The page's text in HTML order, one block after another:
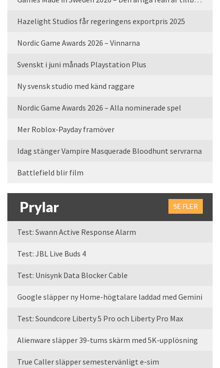
Hazelight Studios får regeringens exportpris 2025
Nordic Game Awards 2026 – Vinnarna
Svenskt i juni månads Playstation Plus
Ny svensk studio med känd raggare
Nordic Game Awards 2026 – Alla nominerade spel
Mer Roblox-Payday framöver
Idag stänger Vampire Masquerade Bloodhunt servrarna
Battlefield blir film
Prylar SE FLER
Test: Swann Active Response Alarm
Test: JBL Live Buds 4
Test: Unisynk Data Blocker Cable
Google släpper ny Home-högtalare laddad med Gemini
Test: Soundcore Liberty 5 Pro och Liberty Pro Max
Alienware släpper 39-tums skärm med 5K-upplösning
True Caller släpper semestervänligt e-sim